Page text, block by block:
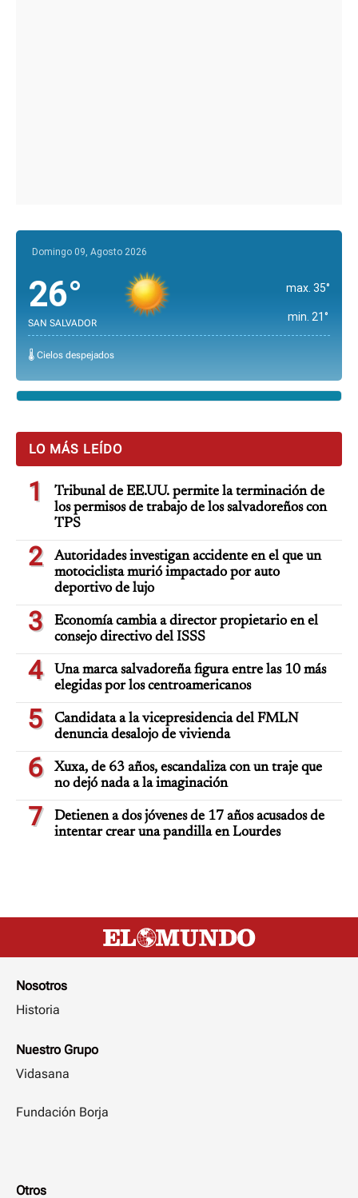
Domingo 09, Agosto 2026
26°
SAN SALVADOR
max. 35°
min. 21°
🌡️ Cielos despejados
LO MÁS LEÍDO
1
Tribunal de EE.UU. permite la terminación de
los permisos de trabajo de los salvadoreños con
TPS
2
Autoridades investigan accidente en el que un
motociclista murió impactado por auto
deportivo de lujo
3
Economía cambia a director propietario en el
consejo directivo del ISSS
4
Una marca salvadoreña figura entre las 10 más
elegidas por los centroamericanos
5
Candidata a la vicepresidencia del FMLN
denuncia desalojo de vivienda
6
Xuxa, de 63 años, escandaliza con un traje que
no dejó nada a la imaginación
7
Detienen a dos jóvenes de 17 años acusados de
intentar crear una pandilla en Lourdes
Nosotros
Historia
Nuestro Grupo
Vidasana
Fundación Borja
Otros